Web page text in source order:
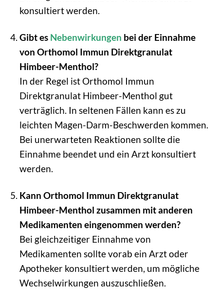
konsultiert werden.
Gibt es Nebenwirkungen bei der Einnahme
von Orthomol Immun Direktgranulat
Himbeer-Menthol?
In der Regel ist Orthomol Immun
Direktgranulat Himbeer-Menthol gut
verträglich. In seltenen Fällen kann es zu
leichten Magen-Darm-Beschwerden kommen.
Bei unerwarteten Reaktionen sollte die
Einnahme beendet und ein Arzt konsultiert
werden.
Kann Orthomol Immun Direktgranulat
Himbeer-Menthol zusammen mit anderen
Medikamenten eingenommen werden?
Bei gleichzeitiger Einnahme von
Medikamenten sollte vorab ein Arzt oder
Apotheker konsultiert werden, um mögliche
Wechselwirkungen auszuschließen.